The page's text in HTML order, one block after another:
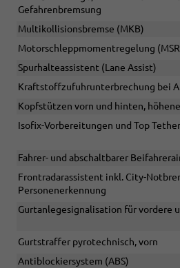
Gefahrenbremsung
Multikollisionsbremse (MKB)
Motorschleppmomentregelung
Spurhalteassistent (Lane Assist)
Kraftstoffzufuhrunterbrechung bei
Kopfstützen vorn und hinten,
Isofix-Vorbereitungen und Top
Fahrer- und abschaltbarer
Frontradarassistent inkl. City-
Personenerkennung
Gurtanlegesignalisation für vordere
Gurtstraffer pyrotechnisch, vorn
Antiblockiersystem (ABS)